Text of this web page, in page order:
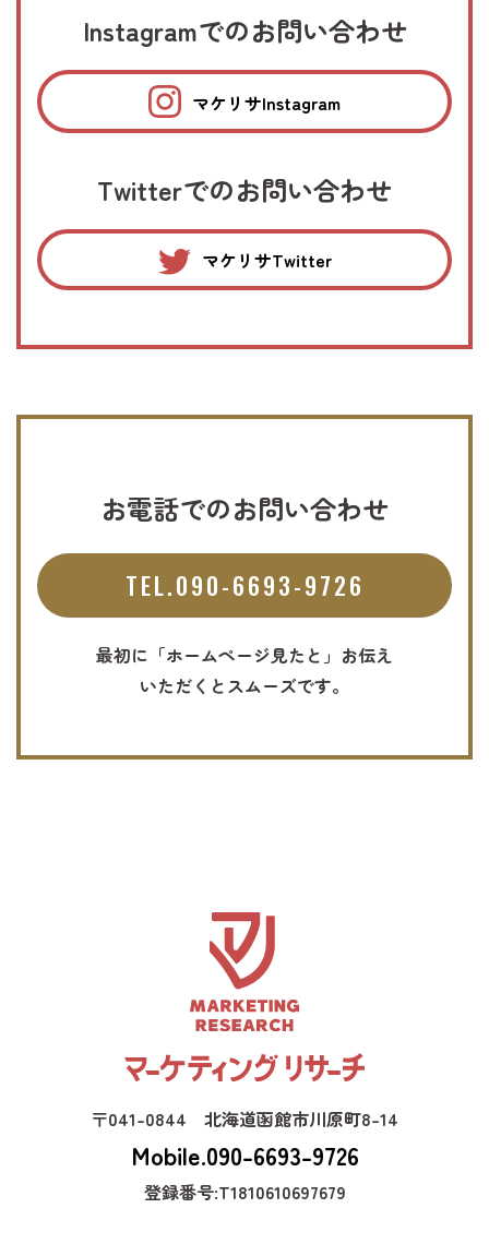
Instagramでのお問い合わせ
マケリサInstagram
Twitterでのお問い合わせ
マケリサTwitter
お電話でのお問い合わせ
TEL.090-6693-9726
最初に「ホームページ見たと」お伝え
いただくとスムーズです。
〒041-0844 北海道函館市川原町8-14
Mobile.090-6693-9726
登録番号:T1810610697679